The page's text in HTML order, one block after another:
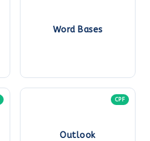
Word Bases
CPF
Outlook